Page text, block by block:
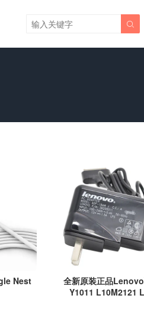

Nest
全新原装正品
Y1011 L10M2121